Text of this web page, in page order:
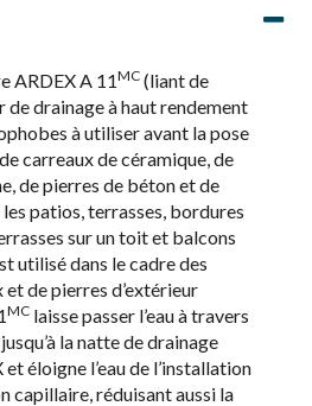
ARDEX A 11MC (liant de
drainage à haut rendement
à utiliser avant la pose
carreaux de céramique, de
de pierres de béton et de
patios, terrasses, bordures
sur un toit et balcons
utilisé dans le cadre des
de pierres d’extérieur
MC laisse passer l’eau à travers
la natte de drainage
et éloigne l’eau de l’installation
capillaire, réduisant aussi la